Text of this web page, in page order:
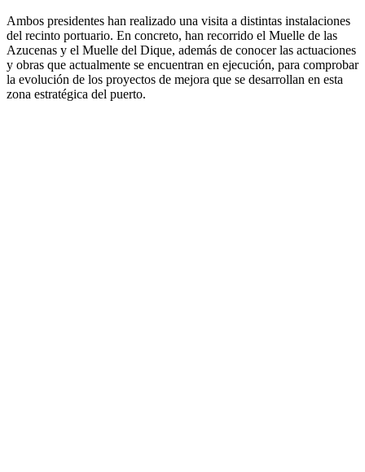
Ambos presidentes han realizado una visita a distintas instalaciones
del recinto portuario. En concreto, han recorrido el Muelle de las
Azucenas y el Muelle del Dique, además de conocer las actuaciones
y obras que actualmente se encuentran en ejecución, para comprobar
la evolución de los proyectos de mejora que se desarrollan en esta
zona estratégica del puerto.